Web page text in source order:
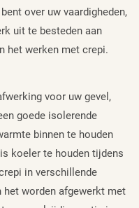
over uw vaardigheden,
uit te besteden aan
het werken met crepi.
voor uw gevel,
goede isolerende
binnen te houden
koeler te houden tijdens
in verschillende
het worden afgewerkt met